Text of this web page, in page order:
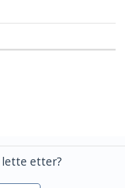
etter?